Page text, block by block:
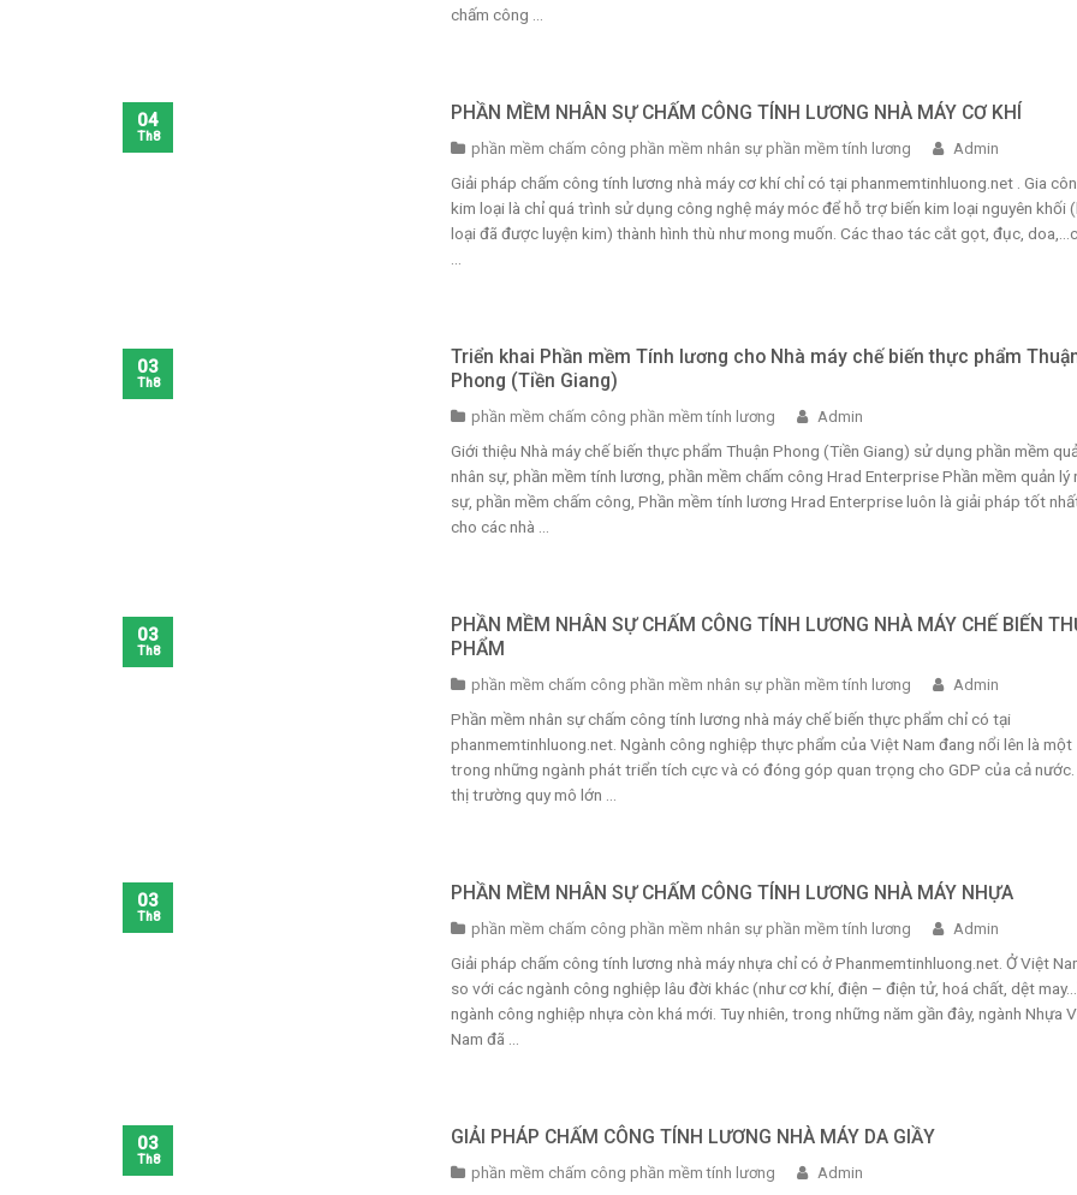
chấm công ...
PHẦN MỀM NHÂN SỰ CHẤM CÔNG TÍNH LƯƠNG NHÀ MÁY CƠ KHÍ
phần mềm chấm công phần mềm nhân sự phần mềm tính lương Admin
Giải pháp chấm công tính lương nhà máy cơ khí chỉ có tại phanmemtinhluong.net . Gia
kim loại là chỉ quá trình sử dụng công nghệ máy móc để hỗ trợ biến kim loại nguyên khối
loại đã được luyện kim) thành hình thù như mong muốn. Các thao tác cắt gọt, đục,
04
Th8
Triển khai Phần mềm Tính lương cho Nhà máy chế biến thực phẩm
Phong (Tiền Giang)
phần mềm chấm công phần mềm tính lương Admin
Giới thiệu Nhà máy chế biến thực phẩm Thuận Phong (Tiền Giang) sử dụng phần mềm
nhân sự, phần mềm tính lương, phần mềm chấm công Hrad Enterprise Phần mềm quản lý
sự, phần mềm chấm công, Phần mềm tính lương Hrad Enterprise luôn là giải pháp tốt
cho các nhà ...
03
Th8
PHẦN MỀM NHÂN SỰ CHẤM CÔNG TÍNH LƯƠNG NHÀ MÁY CHẾ BIẾN
PHẨM
phần mềm chấm công phần mềm nhân sự phần mềm tính lương Admin
Phần mềm nhân sự chấm công tính lương nhà máy chế biến thực phẩm chỉ có tại
phanmemtinhluong.net. Ngành công nghiệp thực phẩm của Việt Nam đang nổi lên là một
trong những ngành phát triển tích cực và có đóng góp quan trọng cho GDP của cả
thị trường quy mô lớn ...
03
Th8
PHẦN MỀM NHÂN SỰ CHẤM CÔNG TÍNH LƯƠNG NHÀ MÁY NHỰA
phần mềm chấm công phần mềm nhân sự phần mềm tính lương Admin
Giải pháp chấm công tính lương nhà máy nhựa chỉ có ở Phanmemtinhluong.net. Ở Việt
so với các ngành công nghiệp lâu đời khác (như cơ khí, điện – điện tử, hoá chất, dệt
ngành công nghiệp nhựa còn khá mới. Tuy nhiên, trong những năm gần đây, ngành Nhựa
Nam đã ...
03
Th8
GIẢI PHÁP CHẤM CÔNG TÍNH LƯƠNG NHÀ MÁY DA GIẦY
phần mềm chấm công phần mềm tính lương Admin
03
Th8